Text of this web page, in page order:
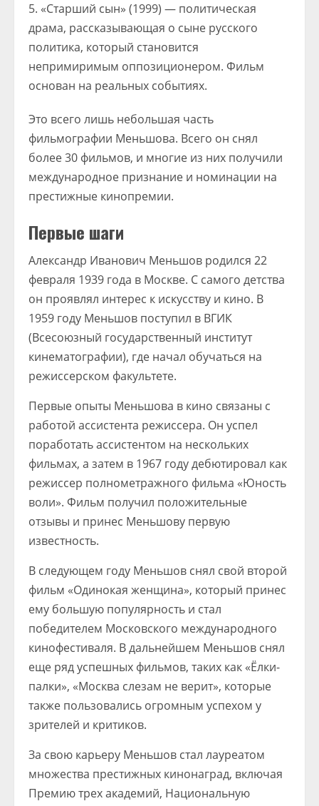
«Старший сын» (1999) — политическая
драма, рассказывающая о сыне русского
политика, который становится
непримиримым оппозиционером. Фильм
основан на реальных событиях.
Это всего лишь небольшая часть
фильмографии Меньшова. Всего он снял
более 30 фильмов, и многие из них получили
международное признание и номинации на
престижные кинопремии.
Первые шаги
Александр Иванович Меньшов родился 22
февраля 1939 года в Москве. С самого детства
он проявлял интерес к искусству и кино. В
1959 году Меньшов поступил в ВГИК
(Всесоюзный государственный институт
кинематографии), где начал обучаться на
режиссерском факультете.
Первые опыты Меньшова в кино связаны с
работой ассистента режиссера. Он успел
поработать ассистентом на нескольких
фильмах, а затем в 1967 году дебютировал как
режиссер полнометражного фильма «Юность
воли». Фильм получил положительные
отзывы и принес Меньшову первую
известность.
В следующем году Меньшов снял свой второй
фильм «Одинокая женщина», который принес
ему большую популярность и стал
победителем Московского международного
кинофестиваля. В дальнейшем Меньшов снял
еще ряд успешных фильмов, таких как «Ёлки-
палки», «Москва слезам не верит», которые
также пользовались огромным успехом у
зрителей и критиков.
За свою карьеру Меньшов стал лауреатом
множества престижных кинонаград, включая
Премию трех академий, Национальную